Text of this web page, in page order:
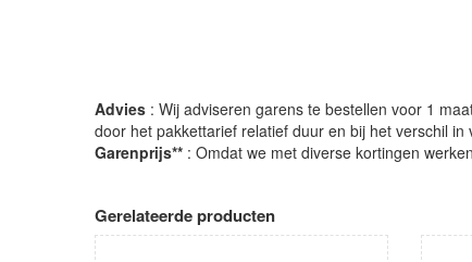
Advies : Wij adviseren garens te bestellen voor 1
door het pakkettarief relatief duur en bij het verschil
Garenprijs** : Omdat we met diverse kortingen
Gerelateerde producten